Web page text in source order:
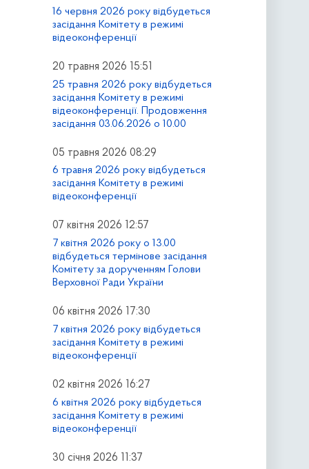
16 червня 2026 року відбудеться
засідання Комітету в режимі
відеоконференції
20 травня 2026 15:51
25 травня 2026 року відбудеться
засідання Комітету в режимі
відеоконференції. Продовження
засідання 03.06.2026 о 10.00
05 травня 2026 08:29
6 травня 2026 року відбудеться
засідання Комітету в режимі
відеоконференції
07 квітня 2026 12:57
7 квітня 2026 року о 13.00
відбудеться термінове засідання
Комітету за дорученням Голови
Верховної Ради України
06 квітня 2026 17:30
7 квітня 2026 року відбудеться
засідання Комітету в режимі
відеоконференції
02 квітня 2026 16:27
6 квітня 2026 року відбудеться
засідання Комітету в режимі
відеоконференції
30 січня 2026 11:37